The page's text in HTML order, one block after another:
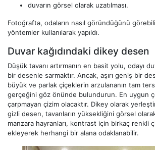
duvarın görsel olarak uzatılması.
Fotoğrafta, odaların nasıl göründüğünü
yöntemler kullanılarak yapıldı.
Duvar kağıdındaki dikey desen
Düşük tavanı artırmanın en basit yolu, odayı
bir desenle sarmaktır. Ancak, aşırı geniş bir
büyük ve parlak çiçeklerin arzulananın tam
gerçeğini göz önünde bulundurun. En uygun
çarpmayan çizim olacaktır. Dikey olarak
gizli desen, tavanların yüksekliğini görsel
manzara hayranları, kontrast için birkaç renkli
ekleyerek herhangi bir alana odaklanabilir.